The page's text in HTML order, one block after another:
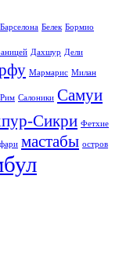
Барселона Белек Бормио
Дахшур Дели
Мармарис Милан
Рим Салоники Самуи
Сикри Фетхие
мастабы остров